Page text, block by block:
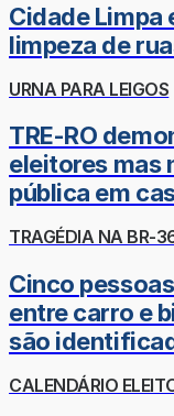
Cidade Limpa
limpeza de
URNA PARA LEIGOS
TRE-RO
eleitores mas
pública em
TRAGÉDIA NA BR-
Cinco
entre carro e
são
CALENDÁRIO